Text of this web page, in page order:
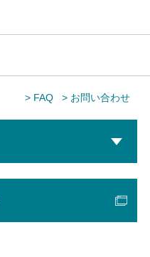
> FAQ > お問い合わせ